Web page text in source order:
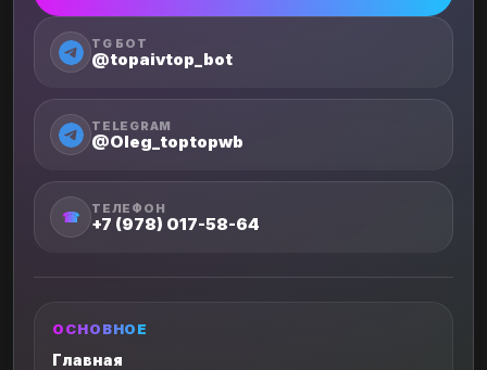
TG БОТ
@topaivtop_bot
TELEGRAM
@Oleg_toptopwb
☎ ТЕЛЕФОН
+7 (978) 017-58-64
ОСНОВНОЕ
Главная